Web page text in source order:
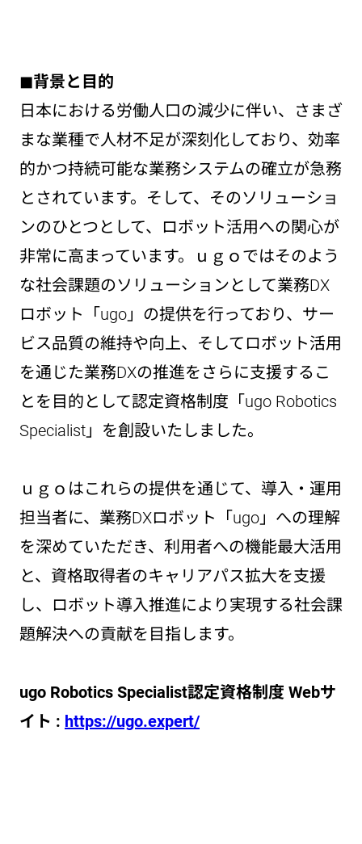
◼︎背景と目的
日本における労働人口の減少に伴い、さまざ
まな業種で人材不足が深刻化しており、効率
的かつ持続可能な業務システムの確立が急務
とされています。そして、そのソリューショ
ンのひとつとして、ロボット活用への関心が
非常に高まっています。ｕｇｏではそのよう
な社会課題のソリューションとして業務DX
ロボット「ugo」の提供を行っており、サー
ビス品質の維持や向上、そしてロボット活用
を通じた業務DXの推進をさらに支援するこ
とを目的として認定資格制度「ugo Robotics
Specialist」を創設いたしました。
ｕｇｏはこれらの提供を通じて、導入・運用
担当者に、業務DXロボット「ugo」への理解
を深めていただき、利用者への機能最大活用
と、資格取得者のキャリアパス拡大を支援
し、ロボット導入推進により実現する社会課
題解決への貢献を目指します。
ugo Robotics Specialist認定資格制度 Webサ
イト : https://ugo.expert/